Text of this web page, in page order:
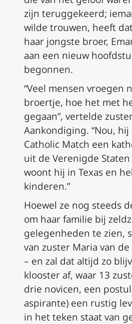
zijn teruggekeerd;
wilde trouwen, heeft
haar jongste broer,
aan een nieuw
begonnen.
“Veel mensen vroegen
broertje, hoe het met
gegaan”, vertelde
Aankondiging. “Nou, hij
Catholic Match een
uit de Verenigde
woont hij in Texas en
kinderen.”
Hoewel ze nog steeds
om haar familie bij
gelegenheden te zien,
van zuster Maria van
– en zal dat altijd zo
klooster af, waar 13
drie novicen, een
aspirante) een rustig
in het teken staat van